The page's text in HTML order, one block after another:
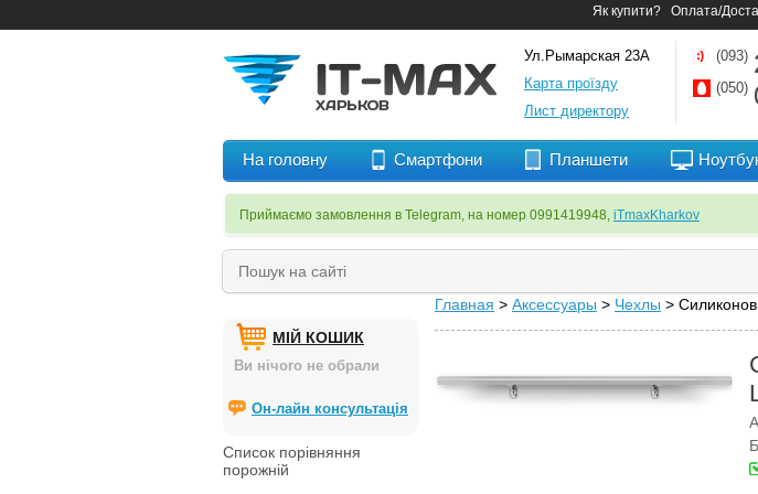
Як купити? Оплата/
Ул.Рымарская 23А
Карта проїзду
Лист директору
(093)
(050)
На головну Смартфони Планшети
Приймаємо замовлення в Telegram, на номер 0991419948, iTmaxKharkov
МІЙ КОШИК
Ви нічого не обрали
Он-лайн консультація
Список порівняння
порожній
Главная > Аксессуары > Чехлы >